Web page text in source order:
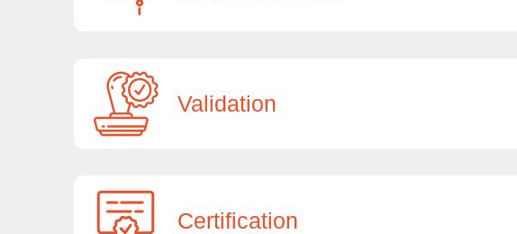
Validation
Certification